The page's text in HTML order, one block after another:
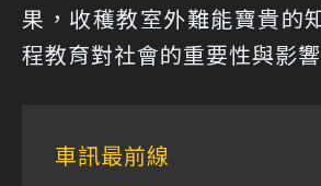
果，收穫教室外難能寶貴的
程教育對社會的重要性與影響
車訊最前線